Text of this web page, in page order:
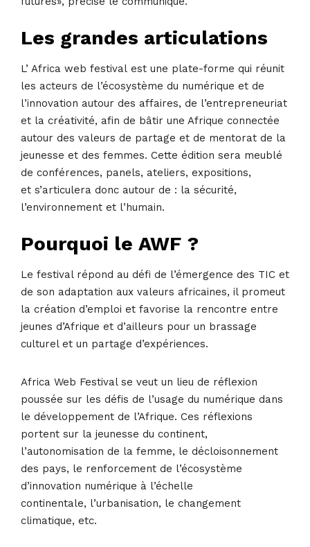
Les grandes articulations
L’ Africa web festival est une plate-forme qui réunit
les acteurs de l’écosystème du numérique et de
l’innovation autour des affaires, de l’entrepreneuriat
et la créativité, afin de bâtir une Afrique connectée
autour des valeurs de partage et de mentorat de la
jeunesse et des femmes. Cette édition sera meublé
de conférences, panels, ateliers, expositions,
et s’articulera donc autour de : la sécurité,
l’environnement et l’humain.
Pourquoi le AWF ?
Le festival répond au défi de l’émergence des TIC et
de son adaptation aux valeurs africaines, il promeut
la création d’emploi et favorise la rencontre entre
jeunes d’Afrique et d’ailleurs pour un brassage
culturel et un partage d’expériences.
Africa Web Festival se veut un lieu de réflexion
poussée sur les défis de l’usage du numérique dans
le développement de l’Afrique. Ces réflexions
portent sur la jeunesse du continent,
l’autonomisation de la femme, le décloisonnement
des pays, le renforcement de l’écosystème
d’innovation numérique à l’échelle
continentale, l’urbanisation, le changement
climatique, etc.